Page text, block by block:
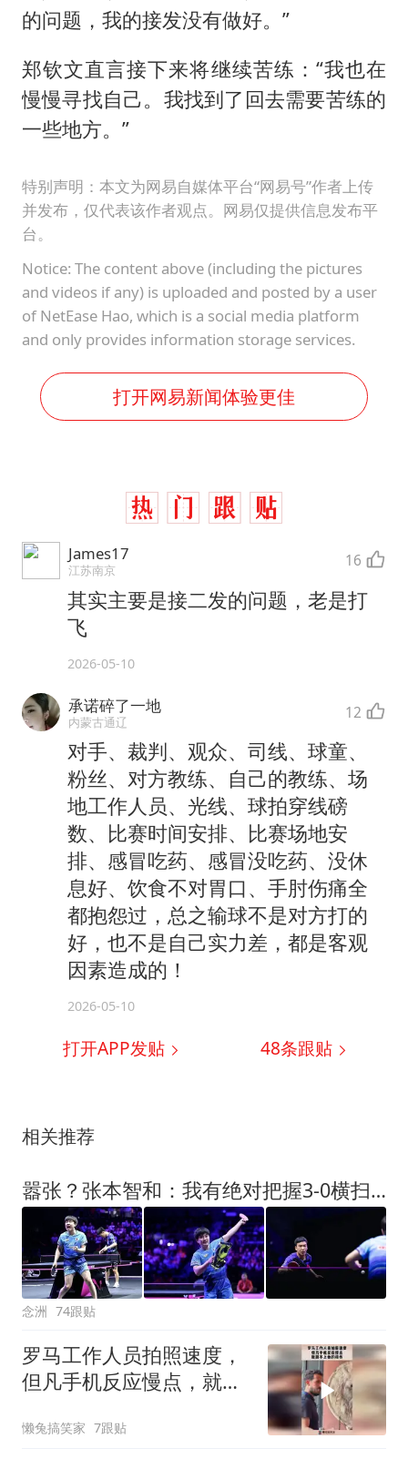
的问题，我的接发没有做好。”
郑钦文直言接下来将继续苦练：“我也在
慢慢寻找自己。我找到了回去需要苦练的
一些地方。”
特别声明：本文为网易自媒体平台“网易号”作者上传
并发布，仅代表该作者观点。网易仅提供信息发布平
台。
Notice: The content above (including the pictures
and videos if any) is uploaded and posted by a user
of NetEase Hao, which is a social media platform
and only provides information storage services.
打开网易新闻体验更佳
James17
江苏南京 16
其实主要是接二发的问题，老是打
飞
2026-05-10
承诺碎了一地
内蒙古通辽 12
对手、裁判、观众、司线、球童、
粉丝、对方教练、自己的教练、场
地工作人员、光线、球拍穿线磅
数、比赛时间安排、比赛场地安
排、感冒吃药、感冒没吃药、没休
息好、饮食不对胃口、手肘伤痛全
都抱怨过，总之输球不是对方打的
好，也不是自己实力差，都是客观
因素造成的！
2026-05-10
打开APP发贴 48条跟贴
相关推荐
嚣张？张本智和：我有绝对把握3-0横扫国乒名将 这就是实力的差距
念洲 74跟贴
罗马工作人员拍照速度，
但凡手机反应慢点，就跟
懒兔搞笑家 7跟贴